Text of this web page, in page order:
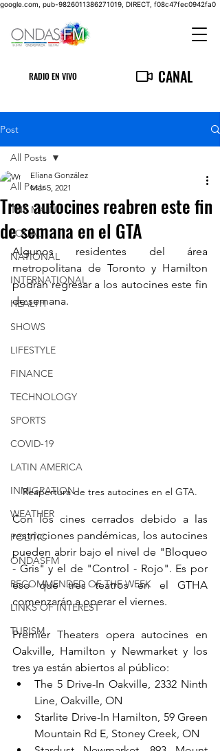
google.com, pub-9826011386271019, DIRECT, f08c47fec0942fa0
RADIO EN VIVO CANAL
Post
All Posts
THE MAIN
LOCAL
NATIONAL
INTERNATIONAL
HEALTH
SHOWS
LIFESTYLE
FINANCE
TECHNOLOGY
SPORTS
COVID-19
LATIN AMERICA
INMIGRATION
WEATHER
POLITIC
ONDASFM
RECOMMENDED OF THE WEEK
LINKS OF INTEREST
TURISM
All Posts
Tres autocines reabren este fin
de semana en el GTA
Eliana González
Mar 5, 2021
Algunos residentes del área
metropolitana de Toronto y Hamilton
podrán regresar a los autocines este fin
de semana.
Reapertura de tres autocines en el GTA.
Con los cines cerrados debido a las
restricciones pandémicas, los autocines
pueden abrir bajo el nivel de "Bloqueo
- Gris" y el de "Control - Rojo". Es por
eso que tres teatros en el GTHA
comenzarán a operar el viernes.
Premier Theaters opera autocines en
Oakville, Hamilton y Newmarket y los
tres ya están abiertos al público:
The 5 Drive-In Oakville, 2332 Ninth
Line, Oakville, ON
Starlite Drive-In Hamilton, 59 Green
Mountain Rd E, Stoney Creek, ON